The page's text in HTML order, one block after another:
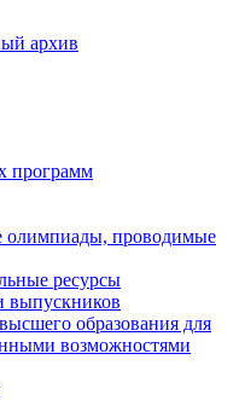
архив
программ
олимпиады, проводимые
ресурсы
выпускников
образования для
возможностями